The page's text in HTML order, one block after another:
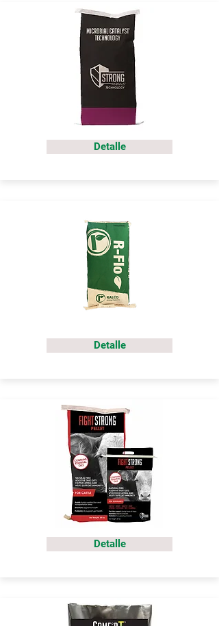
Detalle
Detalle
Detalle